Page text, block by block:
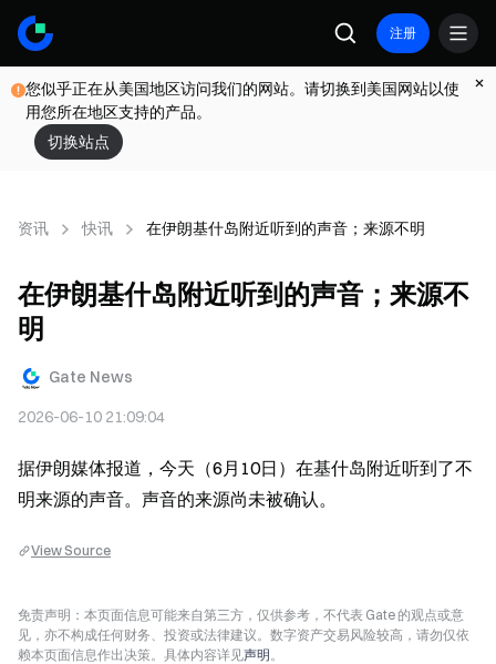
注册
您似乎正在从美国地区访问我们的网站。请切换到美国网站以使
用您所在地区支持的产品。
切换站点
资讯 快讯 在伊朗基什岛附近听到的声音；来源不明
在伊朗基什岛附近听到的声音；来源不
明
Gate News
2026-06-10 21:09:04
据伊朗媒体报道，今天（6月10日）在基什岛附近听到了不
明来源的声音。声音的来源尚未被确认。
View Source
免责声明：本页面信息可能来自第三方，仅供参考，不代表 Gate 的观点或意
见，亦不构成任何财务、投资或法律建议。数字资产交易风险较高，请勿仅依
赖本页面信息作出决策。具体内容详见声明。